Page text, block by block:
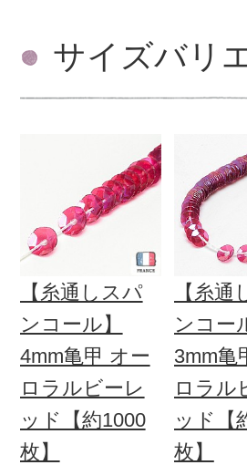
サイズバリ
【糸通しスパ
ンコール】
4mm亀甲 オー
ロラルビーレ
ッド【約1000
枚】
【糸通
ンコー
3mm亀
ロラル
ッド【
枚】